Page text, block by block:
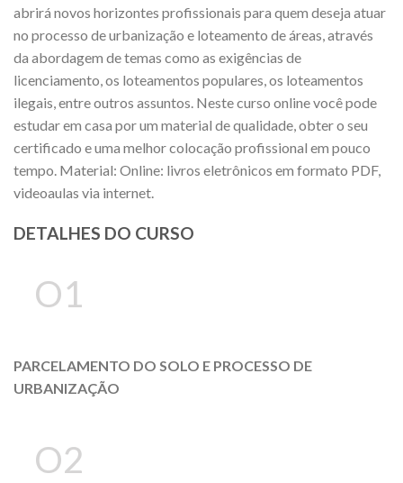
abrirá novos horizontes profissionais para quem deseja atuar
no processo de urbanização e loteamento de áreas, através
da abordagem de temas como as exigências de
licenciamento, os loteamentos populares, os loteamentos
ilegais, entre outros assuntos. Neste curso online você pode
estudar em casa por um material de qualidade, obter o seu
certificado e uma melhor colocação profissional em pouco
tempo. Material: Online: livros eletrônicos em formato PDF,
videoaulas via internet.
DETALHES DO CURSO
O1
PARCELAMENTO DO SOLO E PROCESSO DE
URBANIZAÇÃO
O2